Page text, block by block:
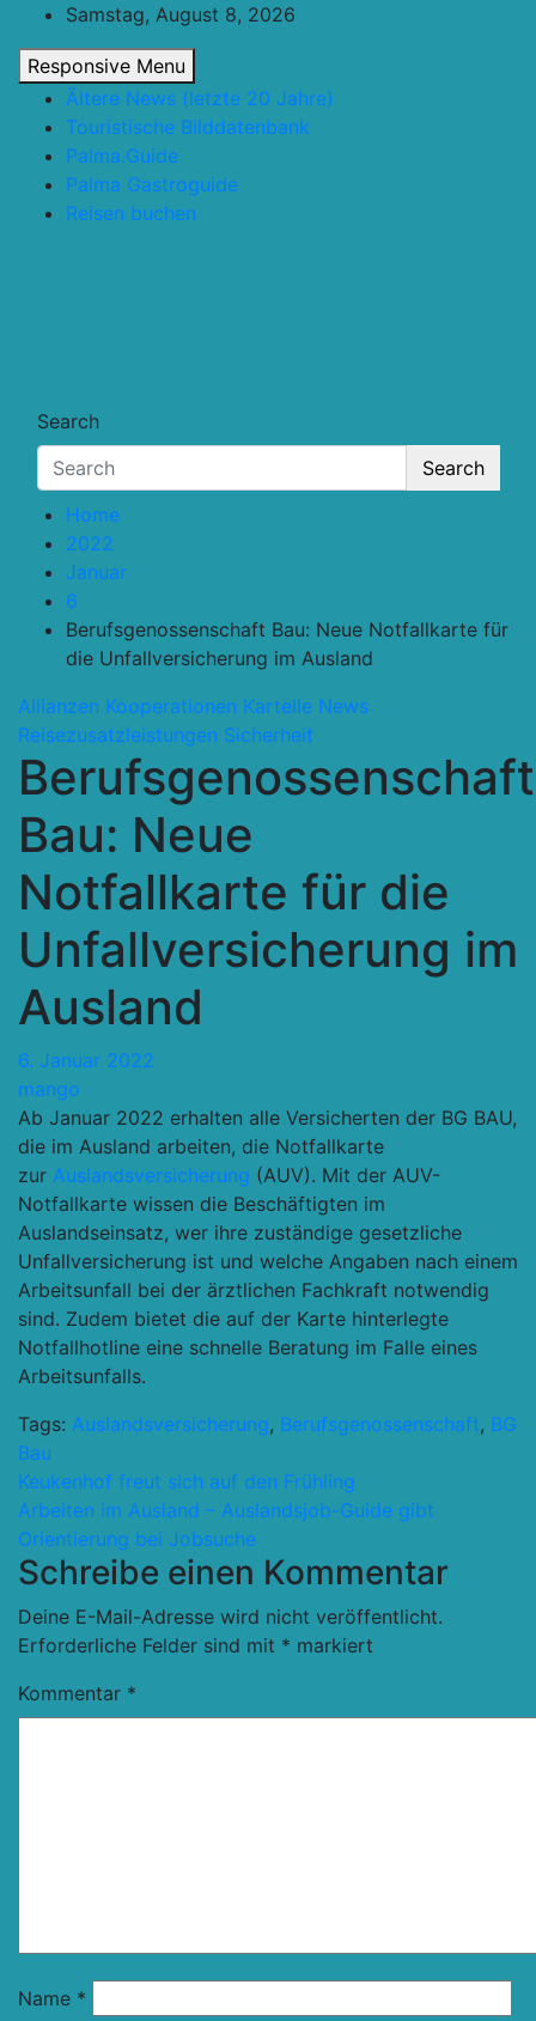
content
Samstag, August 8, 2026
Responsive Menu
Ältere News (letzte 20 Jahre)
Touristische Bilddatenbank
Palma.Guide
Palma Gastroguide
Reisen buchen
Search
Search
Home
2022
Januar
6
Berufsgenossenschaft Bau: Neue Notfallkarte für
die Unfallversicherung im Ausland
Allianzen Kooperationen Kartelle News
Reisezusatzleistungen Sicherheit
Berufsgenossenschaft
Bau: Neue
Notfallkarte für die
Unfallversicherung im
Ausland
6. Januar 2022
mango
Ab Januar 2022 erhalten alle Versicherten der BG BAU,
die im Ausland arbeiten, die Notfallkarte
zur Auslandsversicherung (AUV). Mit der AUV-
Notfallkarte wissen die Beschäftigten im
Auslandseinsatz, wer ihre zuständige gesetzliche
Unfallversicherung ist und welche Angaben nach einem
Arbeitsunfall bei der ärztlichen Fachkraft notwendig
sind. Zudem bietet die auf der Karte hinterlegte
Notfallhotline eine schnelle Beratung im Falle eines
Arbeitsunfalls.
Tags: Auslandsversicherung, Berufsgenossenschaft, BG
Bau
Beitragsnavigation
Keukenhof freut sich auf den Frühling
Arbeiten im Ausland – Auslandsjob-Guide gibt
Orientierung bei Jobsuche
Schreibe einen Kommentar
Deine E-Mail-Adresse wird nicht veröffentlicht.
Erforderliche Felder sind mit * markiert
Kommentar *
Name *